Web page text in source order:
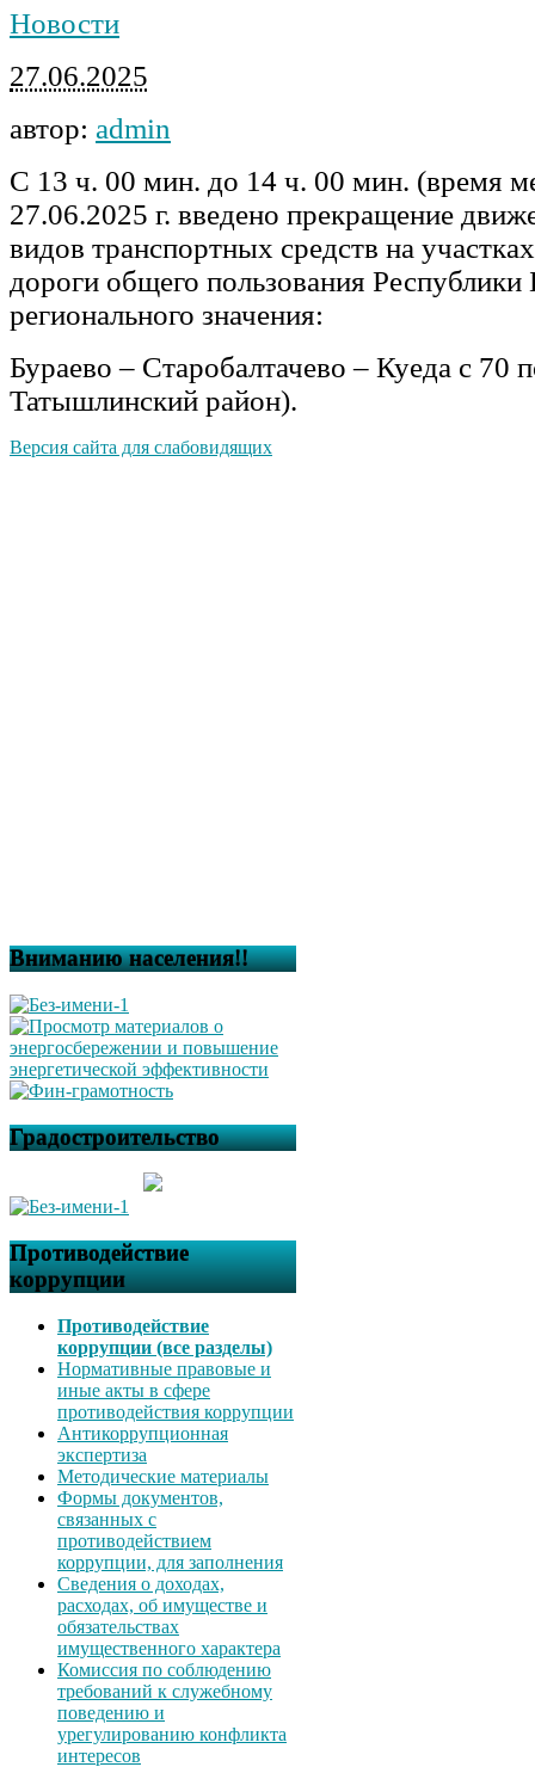
Новости
27.06.2025
автор: admin
С 13 ч. 00 мин. до 14 ч. 00 мин. (время
27.06.2025 г. введено прекращение
видов транспортных средств на
дороги общего пользования Республики
регионального значения:
Бураево – Старобалтачево – Куеда с
Татышлинский район).
Версия сайта для слабовидящих
Вниманию населения!!
Градостроительство
Противодействие
коррупции
Противодействие
коррупции (все разделы)
Нормативные правовые и
иные акты в сфере
противодействия коррупции
Антикоррупционная
экспертиза
Методические материалы
Формы документов,
связанных с
противодействием
коррупции, для заполнения
Сведения о доходах,
расходах, об имуществе и
обязательствах
имущественного характера
Комиссия по соблюдению
требований к служебному
поведению и
урегулированию конфликта
интересов